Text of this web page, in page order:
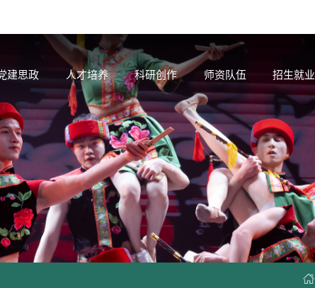
建思政 人才培养 科研创作 师资队伍 招生就业